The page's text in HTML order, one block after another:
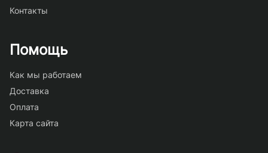
Контакты
Помощь
Как мы работаем
Доставка
Оплата
Карта сайта